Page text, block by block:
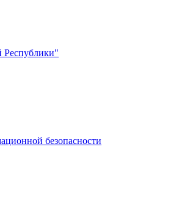
безопасности